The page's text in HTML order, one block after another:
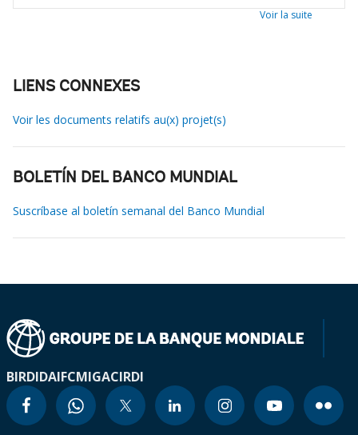
Voir la suite
LIENS CONNEXES
Voir les documents relatifs au(x) projet(s)
BOLETÍN DEL BANCO MUNDIAL
Suscríbase al boletín semanal del Banco Mundial
BIRDIDAIFCMIGACIRDI